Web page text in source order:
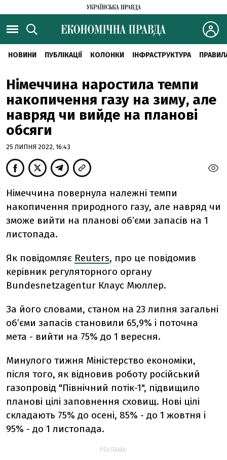
НОВИНИ ПУБЛІКАЦІЇ КОЛОНКИ ІНФРАСТРУКТУРА
Німеччина наростила темпи
накопичення газу на зиму, але
навряд чи вийде на планові
обсяги
25 ЛИПНЯ 2022, 16:43
Німеччина повернула належні темпи
накопичення природного газу, але навряд чи
зможе вийти на планові об’єми запасів на 1
листопада.
Як повідомляє Reuters, про це повідомив
керівник регуляторного органу
Bundesnetzagentur Клаус Мюллер.
За його словами, станом на 23 липня загальні
об’єми запасів становили 65,9% і поточна
мета - вийти на 75% до 1 вересня.
Минулого тижня Міністерство економіки,
після того, як відновив роботу російський
газопровід "Північний потік-1", підвищило
планові цілі заповнення сховищ. Нові цілі
складають 75% до осені, 85% - до 1 жовтня і
95% - до 1 листопада.
РЕКЛАМА: